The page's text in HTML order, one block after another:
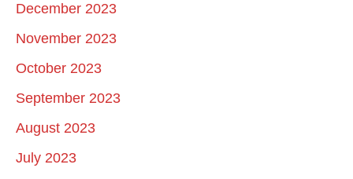
December 2023
November 2023
October 2023
September 2023
August 2023
July 2023